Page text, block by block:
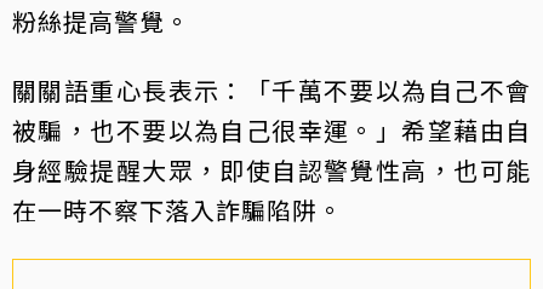
粉絲提高警覺。
關關語重心長表示：「千萬不要以為自己不會
被騙，也不要以為自己很幸運。」希望藉由自
身經驗提醒大眾，即使自認警覺性高，也可能
在一時不察下落入詐騙陷阱。